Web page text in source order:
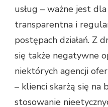
usług – ważne jest
transparentna i
postępach działań. Z
się także negatywne
niektórych agencji
– klienci skarżą się
stosowanie